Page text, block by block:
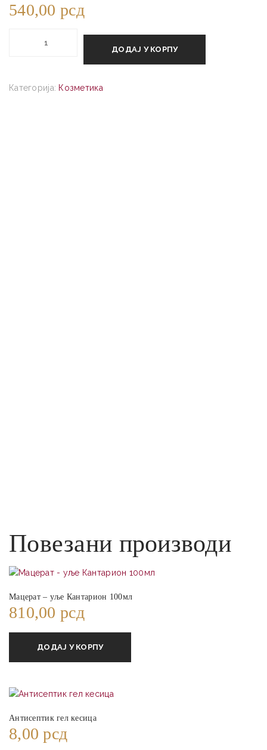
540,00 рсд
ДОДАЈ У КОРПУ
Категорија: Козметика
Повезани производи
Мацерат – уље Кантарион 100мл
810,00 рсд
ДОДАЈ У КОРПУ
Антисептик гел кесица
8,00рсд